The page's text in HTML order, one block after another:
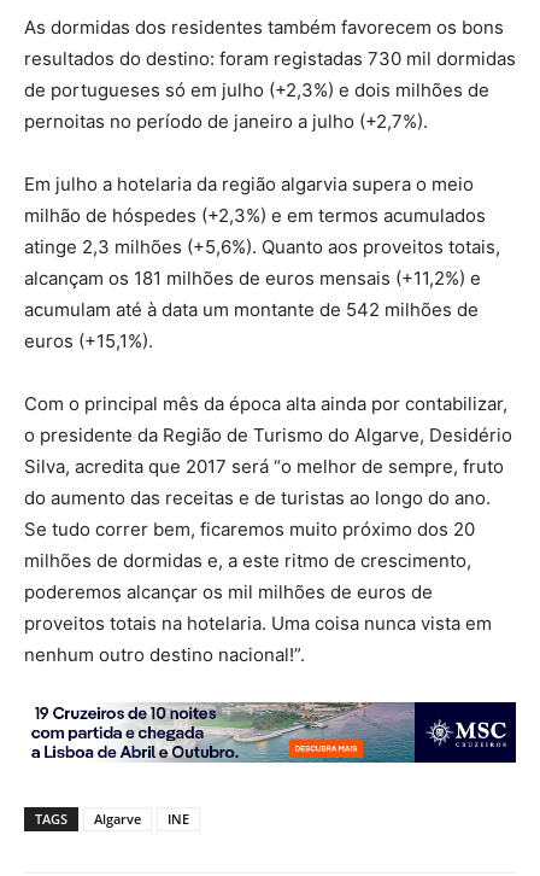
As dormidas dos residentes também favorecem os bons
resultados do destino: foram registadas 730 mil dormidas
de portugueses só em julho (+2,3%) e dois milhões de
pernoitas no período de janeiro a julho (+2,7%).
Em julho a hotelaria da região algarvia supera o meio
milhão de hóspedes (+2,3%) e em termos acumulados
atinge 2,3 milhões (+5,6%). Quanto aos proveitos totais,
alcançam os 181 milhões de euros mensais (+11,2%) e
acumulam até à data um montante de 542 milhões de
euros (+15,1%).
Com o principal mês da época alta ainda por contabilizar,
o presidente da Região de Turismo do Algarve, Desidério
Silva, acredita que 2017 será “o melhor de sempre, fruto
do aumento das receitas e de turistas ao longo do ano.
Se tudo correr bem, ficaremos muito próximo dos 20
milhões de dormidas e, a este ritmo de crescimento,
poderemos alcançar os mil milhões de euros de
proveitos totais na hotelaria. Uma coisa nunca vista em
nenhum outro destino nacional!”.
TAGS Algarve INE